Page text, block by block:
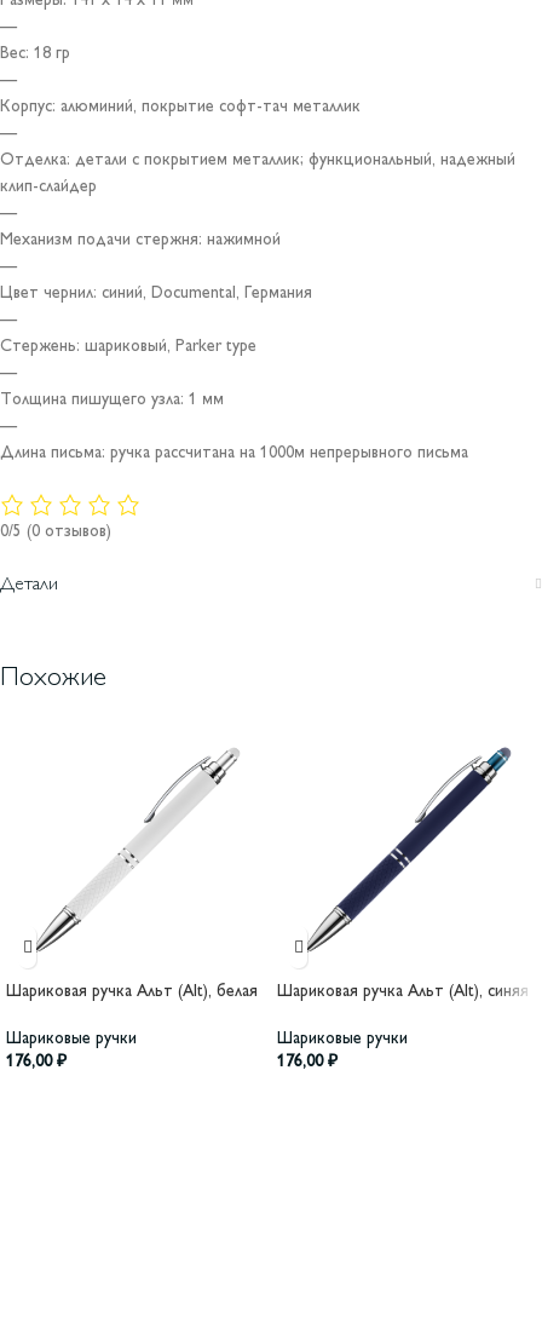
—
Вес: 18 гр
—
Корпус: алюминий, покрытие софт-тач металлик
—
Отделка: детали с покрытием металлик; функциональный, надежный
клип-слайдер
—
Механизм подачи стержня: нажимной
—
Цвет чернил: синий, Documental, Германия
—
Стержень: шариковый, Parker type
—
Толщина пишущего узла: 1 мм
—
Длина письма: ручка рассчитана на 1000м непрерывного письма
0/5 (0 отзывов)
Детали
Похожие
Шариковая ручка Альт (Alt), белая
Шариковые ручки
176,00 ₽
Шариковая ручка Альт (Alt), синяя
Шариковые ручки
176,00 ₽